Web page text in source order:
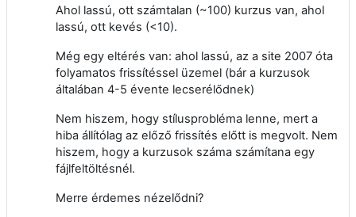
Ahol lassú, ott számtalan (~100) kurzus van, ahol
lassú, ott kevés (<10).
Még egy eltérés van: ahol lassú, az a site 2007 óta
folyamatos frissítéssel üzemel (bár a kurzusok
általában 4-5 évente lecserélődnek)
Nem hiszem, hogy stílusprobléma lenne, mert a
hiba állítólag az előző frissítés előtt is megvolt. Nem
hiszem, hogy a kurzusok száma számítana egy
fájlfeltöltésnél.
Merre érdemes nézelődni?